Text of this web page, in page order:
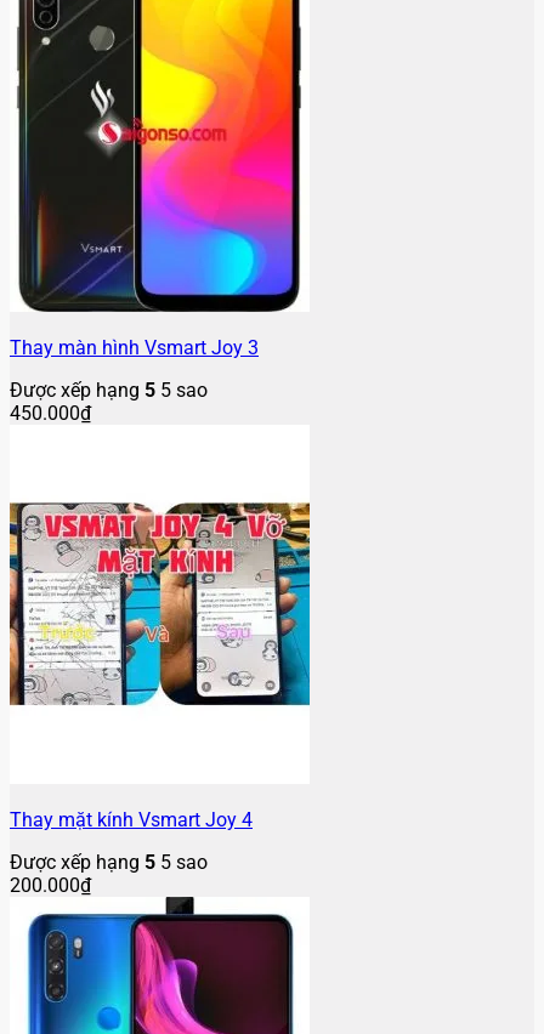
Thay màn hình Vsmart Joy 3
Được xếp hạng 5 5 sao
450.000₫
Thay mặt kính Vsmart Joy 4
Được xếp hạng 5 5 sao
200.000₫